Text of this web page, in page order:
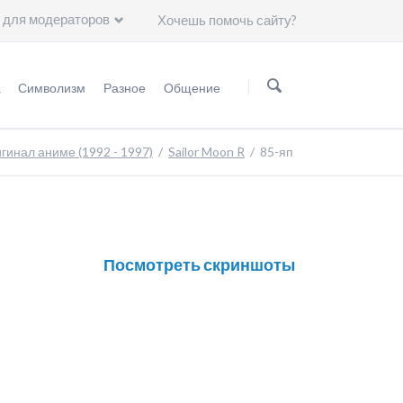
Хочешь помочь сайту?
для модераторов
навигацию
Символизм
Мифология
Астрология
Разное
Статьи
Чему нас научили герои "Сейлор Мун"?
Общение
Группа ВKонтакте
аниме (1992 - 1997) Sailor Moon R 85-яп
Посмотреть скриншоты